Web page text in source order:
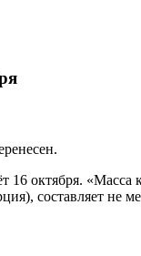
16 октября.
составляет